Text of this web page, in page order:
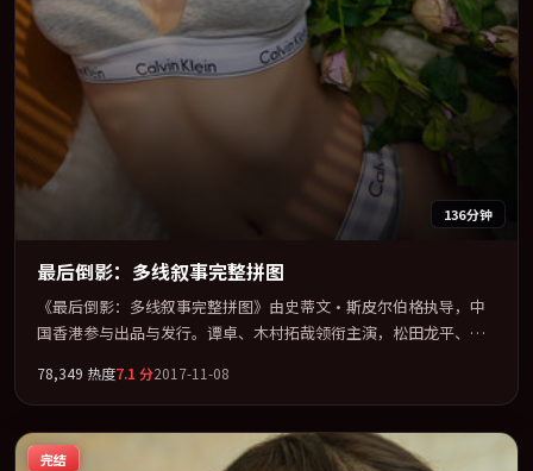
136分钟
最后倒影：多线叙事完整拼图
《最后倒影：多线叙事完整拼图》由史蒂文·斯皮尔伯格执导，中
国香港参与出品与发行。谭卓、木村拓哉领衔主演，松田龙平、周
问。全片以「喜剧」类型为骨架，在叙事、表演与视听上力求统
一。定于 2017-04-16 在内地院线及主流平台同步亮相，2017 年度
话题片中口碑稳健，适合喜欢强情节与人物弧光的观众完整观看。
78,349 热度7.1 分2017-11-08
完结